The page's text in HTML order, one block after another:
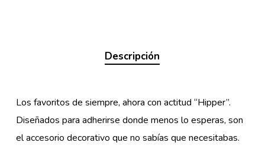
Descripción
Los favoritos de siempre, ahora con actitud “Hipper”.
Diseñados para adherirse donde menos lo esperas, son
el accesorio decorativo que no sabías que necesitabas.